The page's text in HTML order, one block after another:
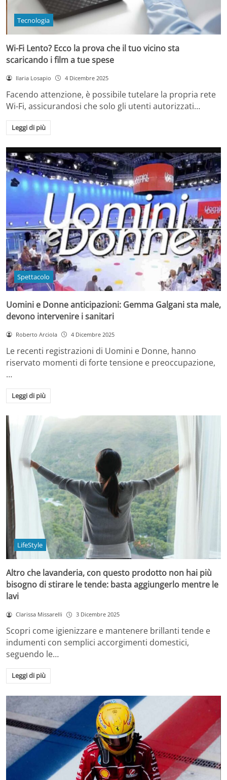
Tecnologia
Wi-Fi Lento? Ecco la prova che il tuo vicino sta
scaricando i film a tue spese
Ilaria Losapio 4 Dicembre 2025
Facendo attenzione, è possibile tutelare la propria rete
Wi-Fi, assicurandosi che solo gli utenti autorizzati…
Leggi di più
Spettacolo
Uomini e Donne anticipazioni: Gemma Galgani sta male,
devono intervenire i sanitari
Roberto Arciola 4 Dicembre 2025
Le recenti registrazioni di Uomini e Donne, hanno
riservato momenti di forte tensione e preoccupazione,
…
Leggi di più
LifeStyle
Altro che lavanderia, con questo prodotto non hai più
bisogno di stirare le tende: basta aggiungerlo mentre le
lavi
Clarissa Missarelli 3 Dicembre 2025
Scopri come igienizzare e mantenere brillanti tende e
indumenti con semplici accorgimenti domestici,
seguendo le…
Leggi di più